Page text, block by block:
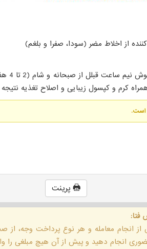
از اخلاط مضر (سودا، صفرا و بلغم)
2
است.
پرینت
فتا:
از انجام معامله و هر نوع پرداخت وجه،
انجام دهید و پیش از آن هیچ مبلغی را